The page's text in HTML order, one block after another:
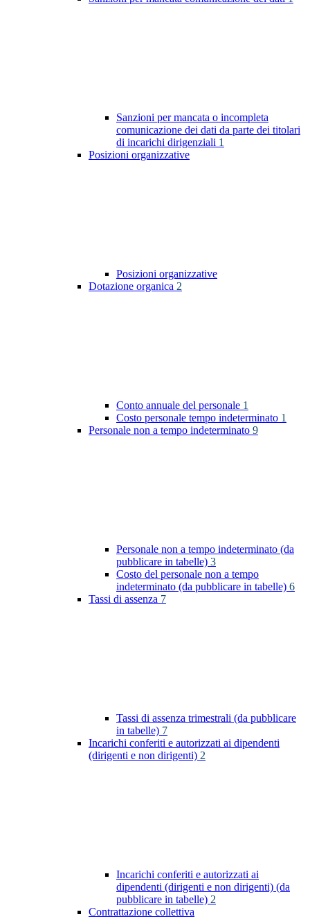
Sanzioni per mancata o incompleta
comunicazione dei dati da parte dei titolari
di incarichi dirigenziali 1
Posizioni organizzative
Posizioni organizzative
Dotazione organica 2
Conto annuale del personale 1
Costo personale tempo indeterminato 1
Personale non a tempo indeterminato 9
Personale non a tempo indeterminato (da
pubblicare in tabelle) 3
Costo del personale non a tempo
indeterminato (da pubblicare in tabelle) 6
Tassi di assenza 7
Tassi di assenza trimestrali (da pubblicare
in tabelle) 7
Incarichi conferiti e autorizzati ai dipendenti
(dirigenti e non dirigenti) 2
Incarichi conferiti e autorizzati ai
dipendenti (dirigenti e non dirigenti) (da
pubblicare in tabelle) 2
Contrattazione collettiva